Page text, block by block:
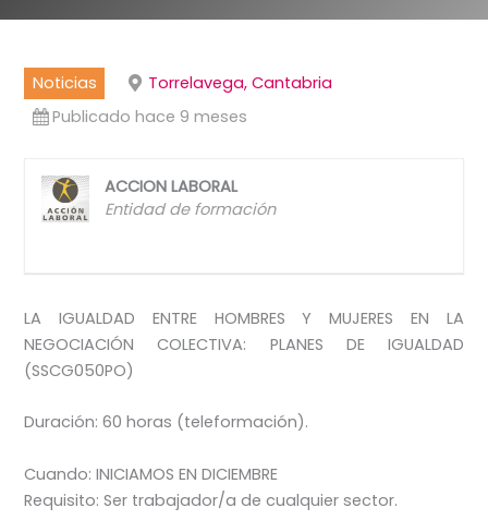
Noticias
Torrelavega, Cantabria
Publicado hace 9 meses
ACCION LABORAL
Entidad de formación
LA IGUALDAD ENTRE HOMBRES Y MUJERES EN LA
NEGOCIACIÓN COLECTIVA: PLANES DE IGUALDAD
(SSCG050PO)
Duración: 60 horas (teleformación).
Cuando: INICIAMOS EN DICIEMBRE
Requisito: Ser trabajador/a de cualquier sector.